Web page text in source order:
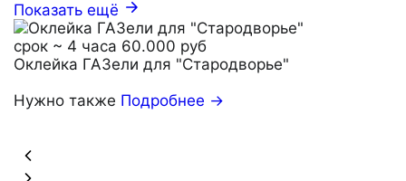
Показать ещё
срок ~ 4 часа 60.000 руб
Оклейка ГАЗели для "Стародворье"
Нужно также Подробнее →